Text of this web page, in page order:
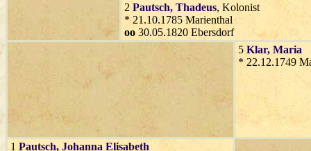
2 Pautsch, Thadeus, Kolonist
* 21.10.1785 Marienthal
oo 30.05.1820 Ebersdorf
5 Klar, Maria
* 22.12.1749
1 Pautsch, Johanna Elisabeth